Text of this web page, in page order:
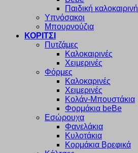
Παιδική καλοκαιρινή
Υπνόσακοι
Μπουρνούζια
ΚΟΡΙΤΣΙ
Πυτζάμες
Καλοκαιρινές
Χειμερινές
Φόρμες
Καλοκαρινές
Χειμερινές
Κολάν-Μπουστάκια
Φορμάκια beBe
Εσώρουχα
Φανελάκια
Κυλοτάκια
Κορμάκια Βρεφικά